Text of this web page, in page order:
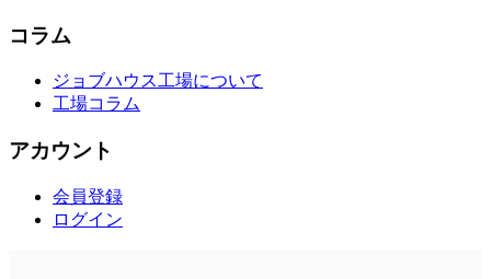
コラム
ジョブハウス工場について
工場コラム
アカウント
会員登録
ログイン